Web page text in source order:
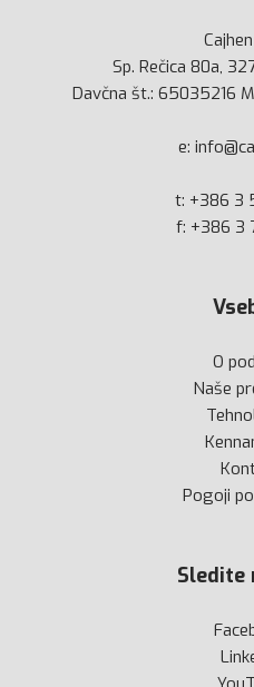
Sp. Rečica 80a,
Davčna št.: 65035216
e:
t: +386 3
f: +386 3
O
Naše
Pogoji
Sledite